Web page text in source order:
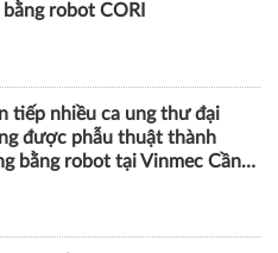
bằng robot CORI
tiếp nhiều ca ung thư đại
được phẫu thuật thành
bằng robot tại Vinmec Cần